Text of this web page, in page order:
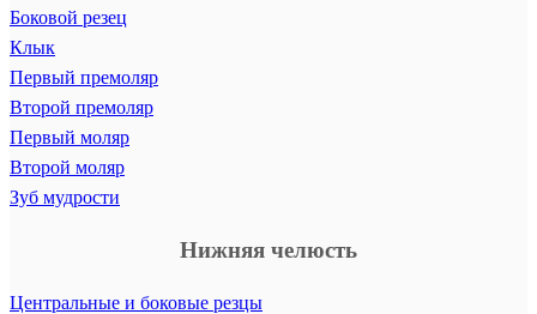
Боковой резец
Клык
Первый премоляр
Второй премоляр
Первый моляр
Второй моляр
Зуб мудрости
Нижняя челюсть
Центральные и боковые резцы